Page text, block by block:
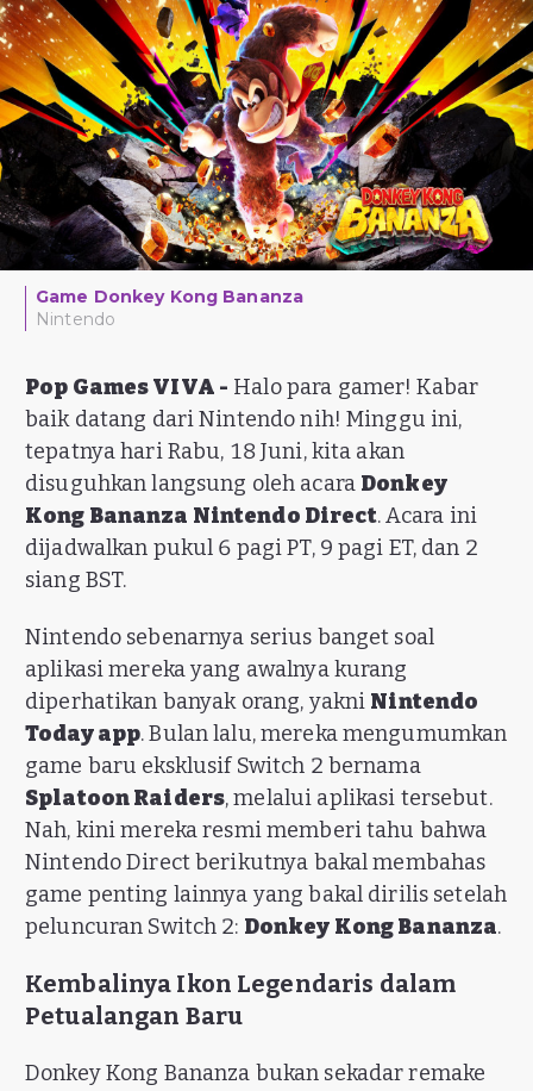
Game Donkey Kong Bananza
Nintendo
Pop Games VIVA - Halo para gamer! Kabar
baik datang dari Nintendo nih! Minggu ini,
tepatnya hari Rabu, 18 Juni, kita akan
disuguhkan langsung oleh acara Donkey
Kong Bananza Nintendo Direct. Acara ini
dijadwalkan pukul 6 pagi PT, 9 pagi ET, dan 2
siang BST.
Nintendo sebenarnya serius banget soal
aplikasi mereka yang awalnya kurang
diperhatikan banyak orang, yakni Nintendo
Today app. Bulan lalu, mereka mengumumkan
game baru eksklusif Switch 2 bernama
Splatoon Raiders, melalui aplikasi tersebut.
Nah, kini mereka resmi memberi tahu bahwa
Nintendo Direct berikutnya bakal membahas
game penting lainnya yang bakal dirilis setelah
peluncuran Switch 2: Donkey Kong Bananza.
Kembalinya Ikon Legendaris dalam
Petualangan Baru
Donkey Kong Bananza bukan sekadar remake